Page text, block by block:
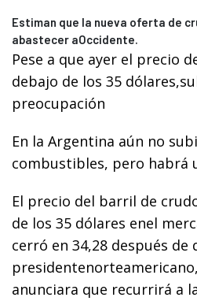
Estiman que la nueva oferta de
abastecer aOccidente.
Pese a que ayer el precio
debajo de los 35
preocupación
En la Argentina aún no
combustibles, pero habrá
El precio del barril de
de los 35 dólares enel
cerró en 34,28 después de
anunciara que recurrirá a